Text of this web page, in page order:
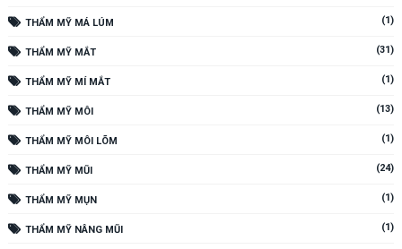
THẨM MỸ MÁ LÚM (1)
THẨM MỸ MẮT (31)
THẨM MỸ MÍ MẮT (1)
THẨM MỸ MÔI (13)
THẨM MỸ MÔI LÕM (1)
THẨM MỸ MŨI (24)
THẨM MỸ MỤN (1)
THẨM MỸ NÂNG MŨI (1)